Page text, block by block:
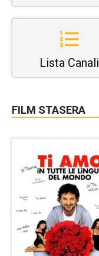
Lista Canali
FILM STASERA